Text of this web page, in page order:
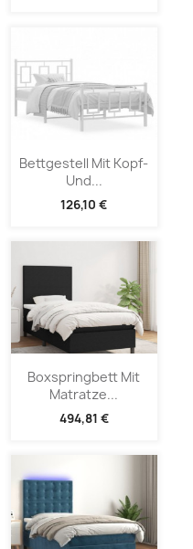
Bettgestell Mit Kopf-
Und...
126,10 €
Boxspringbett Mit
Matratze...
494,81 €